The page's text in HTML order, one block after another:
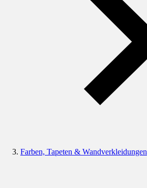
Farben, Tapeten & Wandverkleidungen